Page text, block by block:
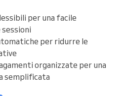
per una facile
per ridurre le
organizzate per una
semplificata